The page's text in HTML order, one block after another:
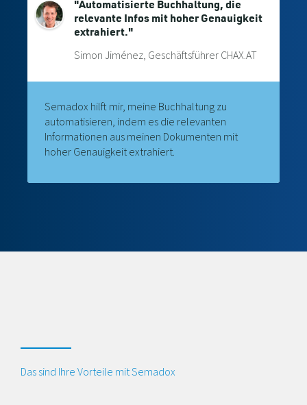
"Automatisierte Buchhaltung, die
relevante Infos mit hoher Genauigkeit
extrahiert."
Simon Jiménez, Geschäftsführer CHAX.AT
Semadox hilft mir, meine Buchhaltung zu
automatisieren, indem es die relevanten
Informationen aus meinen Dokumenten mit
hoher Genauigkeit extrahiert.
Das sind Ihre Vorteile mit Semadox